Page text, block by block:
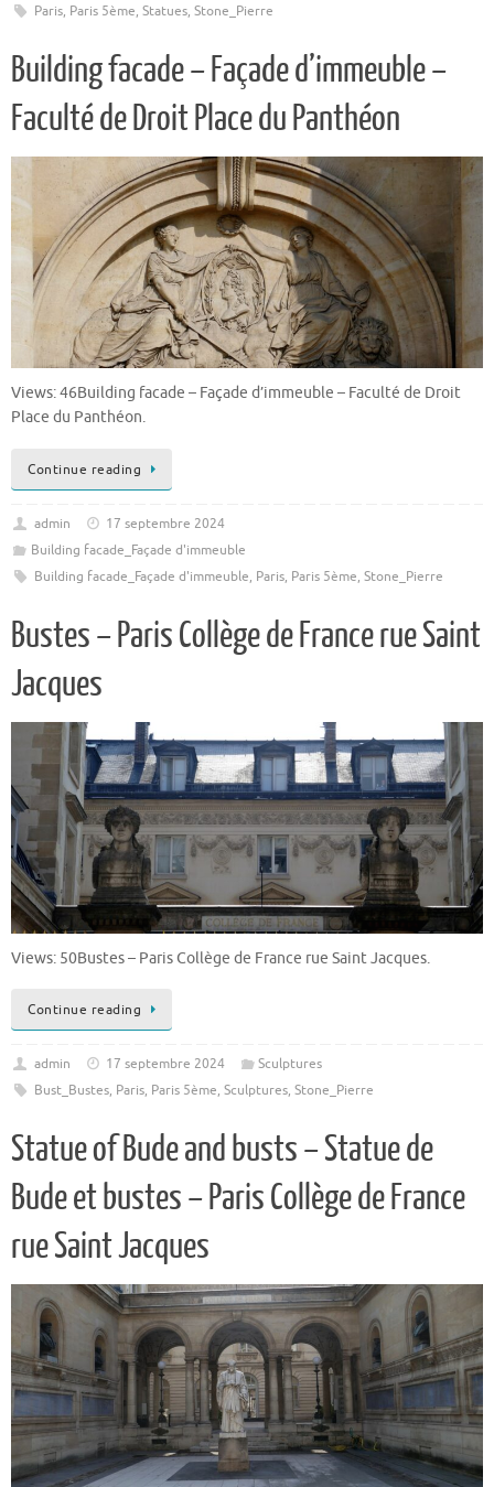
Paris, Paris 5ème, Statues, Stone_Pierre
Building facade – Façade d’immeuble –
Faculté de Droit Place du Panthéon
Views: 46Building facade – Façade d’immeuble – Faculté de Droit
Place du Panthéon.
Continue reading
admin
17 septembre 2024
Building facade_Façade d'immeuble
Building facade_Façade d'immeuble, Paris, Paris 5ème, Stone_Pierre
Bustes – Paris Collège de France rue Saint
Jacques
Views: 50Bustes – Paris Collège de France rue Saint Jacques.
Continue reading
admin 17 septembre 2024
Sculptures
Bust_Bustes, Paris, Paris 5ème, Sculptures, Stone_Pierre
Statue of Bude and busts – Statue de
Bude et bustes – Paris Collège de France
rue Saint Jacques